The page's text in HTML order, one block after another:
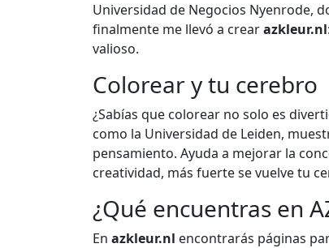
Universidad de Negocios Nyenrode,
finalmente me llevó a crearazkleur.nl
valioso.
Colorear y tu cerebro
¿Sabías que colorear no solo es
como la Universidad de Leiden,
pensamiento. Ayuda a mejorar la
creatividad, más fuerte se vuelve tu
¿Qué encuentras en
En azkleur.nl encontrarás páginas